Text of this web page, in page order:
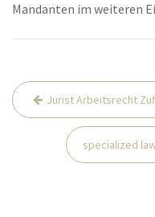
Mandanten im weiteren
Beitrags-
Navigation
Jurist Arbeitsrecht
specialized